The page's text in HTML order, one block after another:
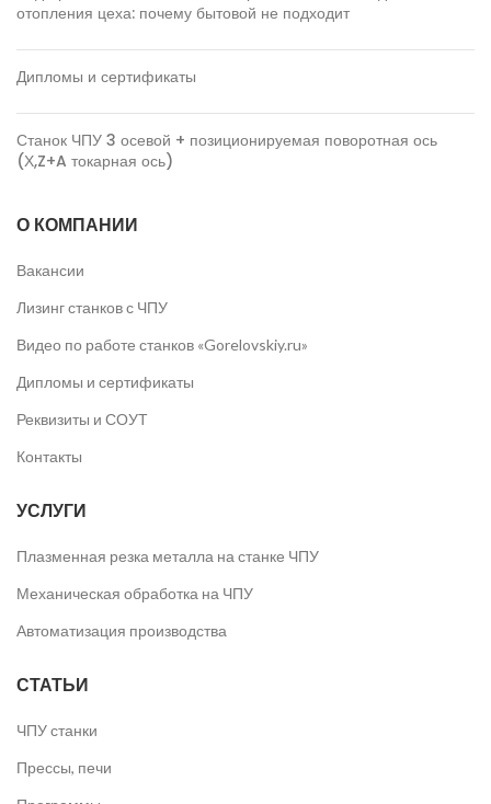
отопления цеха: почему бытовой не подходит
Дипломы и сертификаты
Станок ЧПУ 3 осевой + позиционируемая поворотная ось
(Х,Z+A токарная ось)
О КОМПАНИИ
Вакансии
Лизинг станков с ЧПУ
Видео по работе станков «Gorelovskiy.ru»
Дипломы и сертификаты
Реквизиты и СОУТ
Контакты
УСЛУГИ
Плазменная резка металла на станке ЧПУ
Механическая обработка на ЧПУ
Автоматизация производства
СТАТЬИ
ЧПУ станки
Прессы, печи